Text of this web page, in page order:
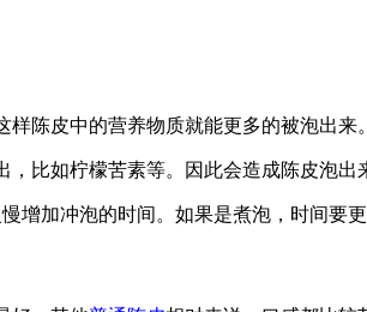
样陈皮中的营养物质就能更多的被泡出来
比如柠檬苦素等。因此会造成陈皮泡出
增加冲泡的时间。如果是煮泡，时间要